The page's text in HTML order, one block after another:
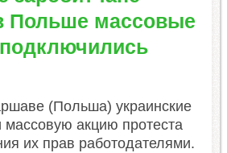
Польше массовые
(Польша) украинские
массовую акцию протеста
их прав работодателями.